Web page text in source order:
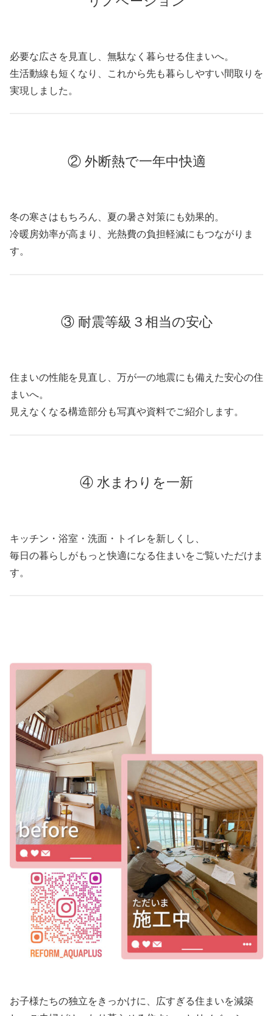
必要な広さを見直し、無駄なく暮らせる住まいへ。
生活動線も短くなり、これから先も暮らしやすい間取りを
実現しました。
② 外断熱で一年中快適
冬の寒さはもちろん、夏の暑さ対策にも効果的。
冷暖房効率が高まり、光熱費の負担軽減にもつながりま
す。
③ 耐震等級３相当の安心
住まいの性能を見直し、万が一の地震にも備えた安心の住
まいへ。
見えなくなる構造部分も写真や資料でご紹介します。
④ 水まわりを一新
キッチン・浴室・洗面・トイレを新しくし、
毎日の暮らしがもっと快適になる住まいをご覧いただけま
す。
お子様たちの独立をきっかけに、広すぎる住まいを減築